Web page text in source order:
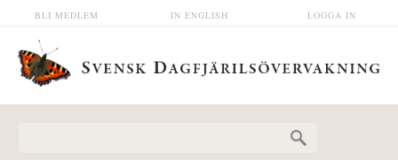
Hoppa till huvudinnehåll LOGGA IN
IN ENGLISH
BLI MEDLEM